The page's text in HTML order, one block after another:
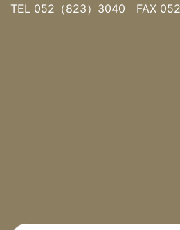
TEL 052（823）3040 FAX